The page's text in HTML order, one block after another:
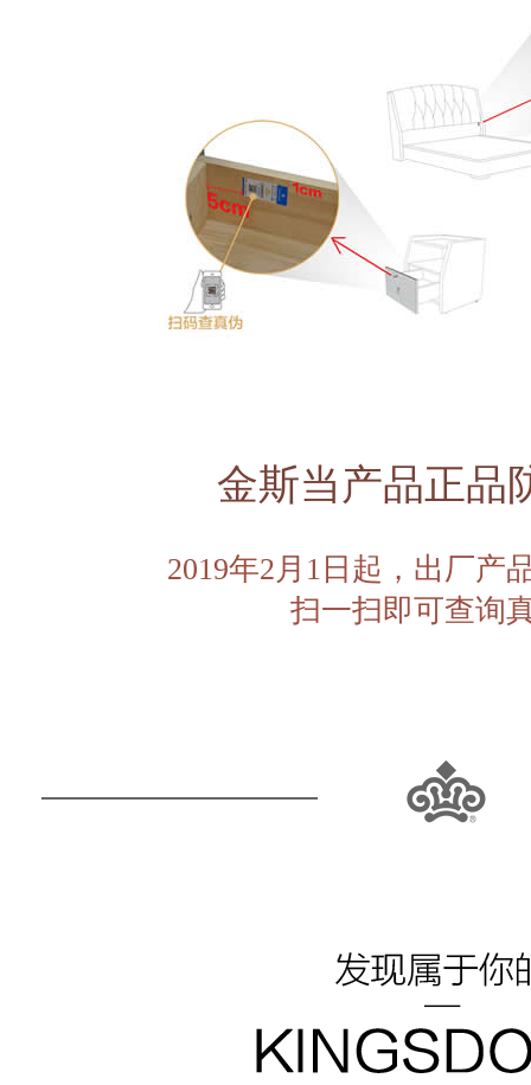
金斯当产品正品
2019年2月1日起，出厂产
扫一扫即可查询